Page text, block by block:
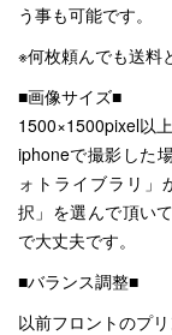
う事も可能です。
※何枚頼んでも送料
■画像サイズ■
1500×1500pixel以上
iphoneで撮影した
ォトライブラリ」
択」を選んで頂い
で大丈夫です。
■バランス調整■
以前フロントのプ